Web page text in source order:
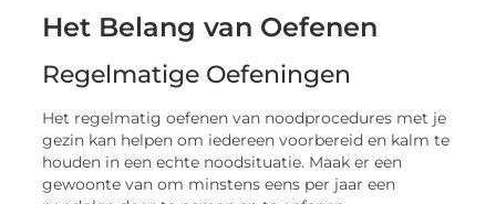
Het Belang van Oefenen
Regelmatige Oefeningen
Het regelmatig oefenen van noodprocedures met je
gezin kan helpen om iedereen voorbereid en kalm te
houden in een echte noodsituatie. Maak er een
gewoonte van om minstens eens per jaar een